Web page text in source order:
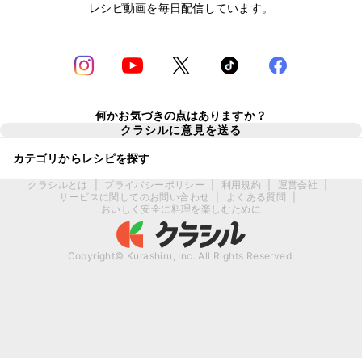
レシピ動画を毎日配信しています。
何かお気づきの点はありますか？
クラシルに意見を送る
カテゴリからレシピを探す
クラシルとは プライバシーポリシー 利用規約 運営会社
サービスに関してのお問い合わせ
よくある質問
おいしく安全に料理を楽しむために
Copyright© Kurashiru, Inc. All Rights Reserved.